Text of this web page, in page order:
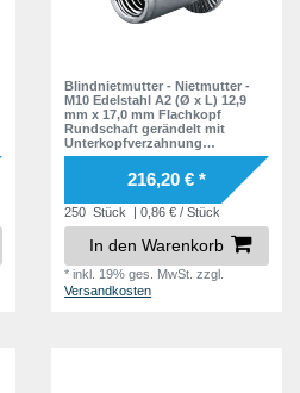
3
Blindnietmutter - Nietmutter -
M10 Edelstahl A2 (Ø x L) 12,9
mm x 17,0 mm Flachkopf
Rundschaft gerändelt mit
Unterkopfverzahnung
Schaftende offen Einziehmutter
Einnietmuttern - GO-NUT
216,20 € *
250 Stück | 0,86 € / Stück
In den Warenkorb
*inkl. 19% ges. MwSt. zzgl.
Versandkosten